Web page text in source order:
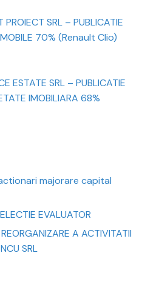
SRL – PUBLICATIE
MOBILE 70% (Renault Clio)
ESTATE SRL – PUBLICATIE
IMOBILIARA 68%
majorare capital
EVALUATOR
A ACTIVITATII
SRL